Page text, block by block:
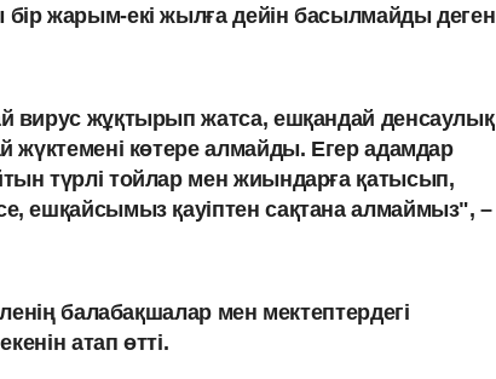
жарым-екі жылға дейін басылмайды деген
вирус жұқтырып жатса, ешқандай денсаулық
жүктемені көтере алмайды. Егер адамдар
түрлі тойлар мен жиындарға қатысып,
ешқайсымыз қауіптен сақтана алмаймыз", –
балабақшалар мен мектептердегі
атап өтті.